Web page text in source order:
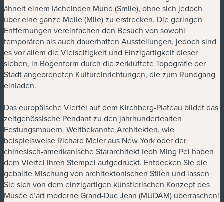
ähnelt einem lächelnden Mund (Smile), ohne sich jedoch
über eine ganze Meile (Mile) zu erstrecken. Die geringen
Entfernungen vereinfachen den Besuch von sowohl
temporären als auch dauerhaften Ausstellungen, jedoch sind
es vor allem die Vielseitigkeit und Einzigartigkeit dieser
sieben, in Bogenform durch die zerklüftete Topografie der
Stadt angeordneten Kultureinrichtungen, die zum Rundgang
einladen.
Das europäische Viertel auf dem Kirchberg-Plateau bildet das
zeitgenössische Pendant zu den jahrhundertealten
Festungsmauern. Weltbekannte Architekten, wie
beispielsweise Richard Meier aus New York oder der
chinesisch-amerikanische Stararchitekt Ieoh Ming Pei haben
dem Viertel ihren Stempel aufgedrückt. Entdecken Sie die
geballte Mischung von architektonischen Stilen und lassen
Sie sich von dem einzigartigen künstlerischen Konzept des
Musée d’art moderne Grand-Duc Jean (MUDAM) überraschen!